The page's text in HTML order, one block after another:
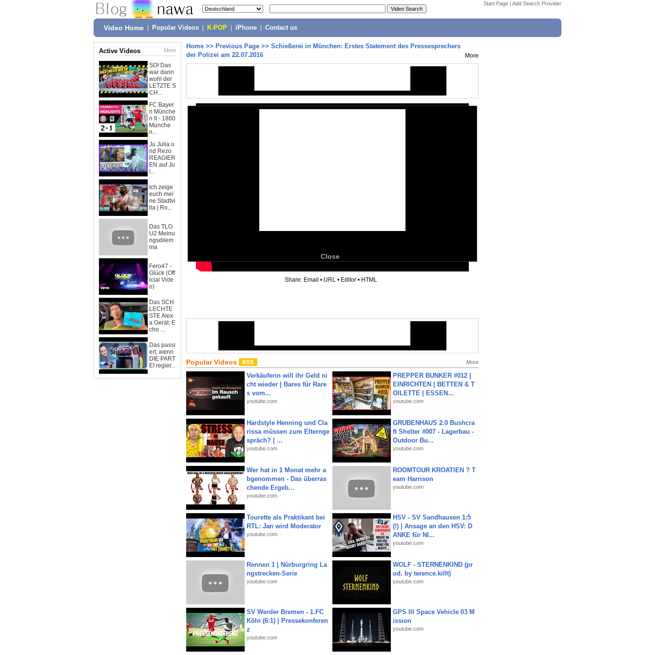
Start Page | Add Search Provider
Video Home Popular Videos K-POP iPhone Contact us
Active Videos More
SO! Das
war dann
wohl der
LETZTE S
CH...
FC Bayer
n Münche
n II - 1860
Münche
n...
Ju Julia u
nd Rezo
REAGIER
EN auf Ju
l...
Ich zeige
euch mei
ne Stadtvi
lla | Ro...
Das TLO
U2 Meinu
ngsdilem
ma
Fero47 -
Glück (Off
icial Vide
o)
Das SCH
LECHTE
STE Alex
a Gerät: E
cho ...
Das passi
ert, wenn
DIE PART
EI regier...
Home >> Previous Page >> Schießerei in München: Erstes Statement des Pressesprechers
der Polizei am 22.07.2016
More
Close
Share: Email • URL • Editor • HTML
Popular Videos More
Verkäuferin will ihr Geld ni
cht wieder | Bares für Rare
s vom...
youtube.com
PREPPER BUNKER #012 |
EINRICHTEN | BETTEN & T
OILETTE | ESSEN...
youtube.com
Hardstyle Henning und Cla
rissa müssen zum Elternge
spräch? | ...
youtube.com
GRUBENHAUS 2.0 Bushcra
ft Shelter #007 - Lagerbau -
Outdoor Bu...
youtube.com
Wer hat in 1 Monat mehr a
bgenommen - Das überras
chende Ergeb...
youtube.com
ROOMTOUR KROATIEN ? T
eam Harrison
youtube.com
Tourette als Praktikant bei
RTL: Jan wird Moderator
youtube.com
HSV - SV Sandhausen 1:5
(!) | Ansage an den HSV: D
ANKE für NI...
youtube.com
Rennen 1 | Nürburgring La
ngstrecken-Serie
youtube.com
WOLF - STERNENKIND (pr
od. by terence.killt)
youtube.com
SV Werder Bremen - 1.FC
Köln (6:1) | Pressekonferen
z
youtube.com
GPS III Space Vehicle 03 M
ission
youtube.com